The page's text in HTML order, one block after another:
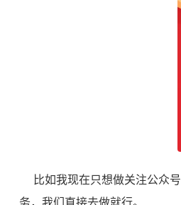
比如我现在只想做关注公众号
务，我们直接去做就行。